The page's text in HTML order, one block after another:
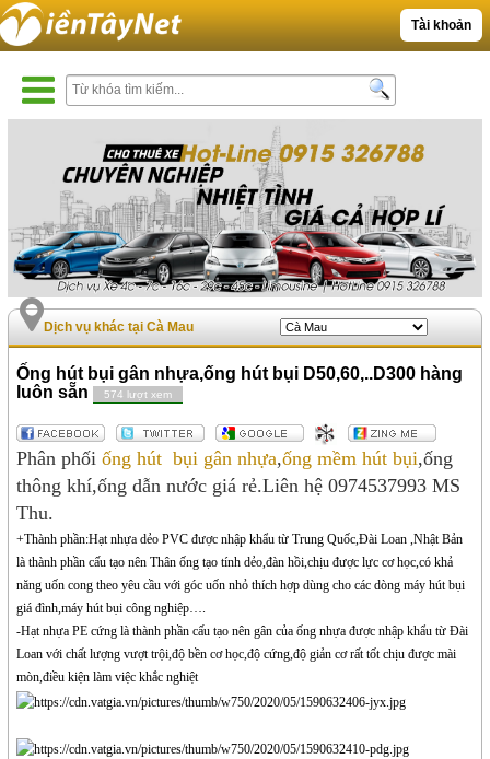
Tài khoản
Dịch vụ khác tại Cà Mau
Ống hút bụi gân nhựa,ống hút bụi D50,60,..D300 hàng
luôn sẵn
574 lượt xem
Phân phốiống hút bụi gân nhựa,ống mềm hút bụi,ống
thông khí,ống dẫn nước giá rẻ.Liên hệ 0974537993 MS
Thu.
+Thành phần:Hạt nhựa dẻo PVC được nhập khẩu từ Trung Quốc,Đài Loan ,Nhật Bản
là thành phần cấu tạo nên Thân ống tạo tính dẻo,đàn hồi,chịu được lực cơ học,có khả
năng uốn cong theo yêu cầu với góc uốn nhỏ thích hợp dùng cho các dòng máy hút bụi
giá đình,máy hút bụi công nghiệp….
-Hạt nhựa PE cứng là thành phần cấu tạo nên gân của ống nhựa được nhập khẩu từ Đài
Loan với chất lượng vượt trội,độ bền cơ học,độ cứng,độ giản cơ rất tốt chịu được mài
mòn,điều kiện làm việc khắc nghiệt